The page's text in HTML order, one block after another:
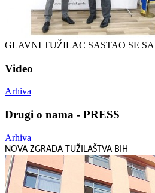
GLAVNI TUŽILAC SASTAO SE
Video
Arhiva
Drugi o nama - PRESS
Arhiva
NOVA ZGRADA TUŽILAŠTVA BIH